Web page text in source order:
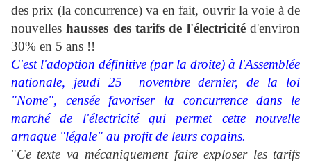
des prix (la concurrence) va en fait, ouvrir la voie à de
nouvelleshausses des tarifs de l'électricitéd'environ
30% en 5 ans !!
C'est l'adoption définitive (par la droite) à l'Assemblée
nationale, jeudi 25 novembre dernier, de la loi
"Nome", censée favoriser la concurrence dans le
marché de l'électricité qui permet cette nouvelle
arnaque "légale" au profit de leurs copains.
"Ce texte va mécaniquement faire exploser les tarifs